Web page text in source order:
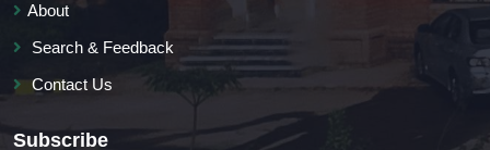
About
Search & Feedback
Contact Us
Subscribe